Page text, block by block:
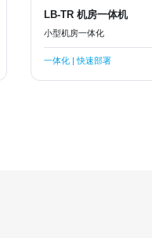
LB-TR 机房一体机
小型机房一体化
一体化 | 快速部署